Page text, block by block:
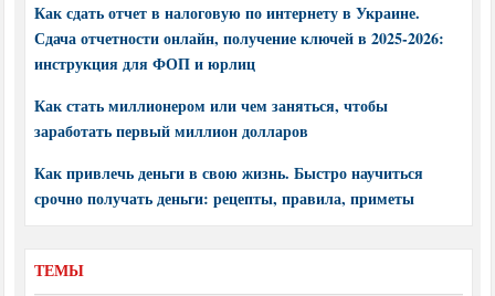
Как сдать отчет в налоговую по интернету в Украине.
Сдача отчетности онлайн, получение ключей в 2025-2026:
инструкция для ФОП и юрлиц
Как стать миллионером или чем заняться, чтобы
заработать первый миллион долларов
Как привлечь деньги в свою жизнь. Быстро научиться
срочно получать деньги: рецепты, правила, приметы
ТЕМЫ